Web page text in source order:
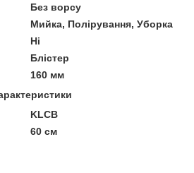
Без ворсу
Мийка, Полірування, Уборка
Ні
Блістер
160 мм
KLCB
60 см